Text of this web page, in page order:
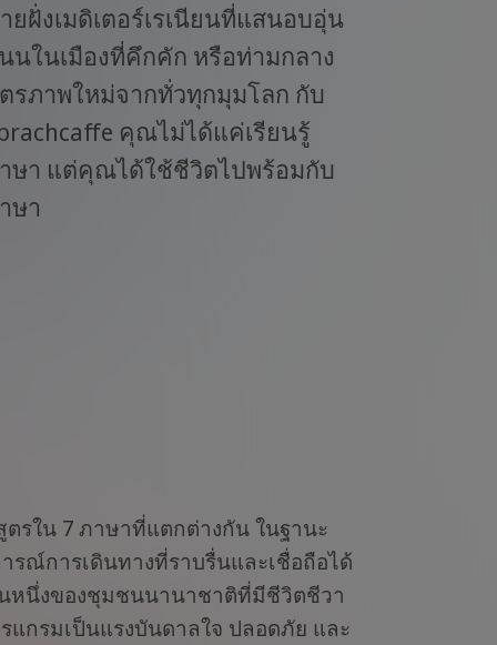
ยฝั่งเมดิเตอร์เรเนียนที่แสนอบอุ่น
นในเมืองที่คึกคัก หรือท่ามกลาง
รภาพใหม่จากทั่วทุกมุมโลก กับ
คุณไม่ได้แค่เรียนรู้
ษา แต่คุณได้ใช้ชีวิตไปพร้อมกับ
ษา
ตรใน 7 ภาษาที่แตกต่างกัน ในฐานะ
รณ์การเดินทางที่ราบรื่นและเชื่อถือได้
หนึ่งของชุมชนนานาชาติที่มีชีวิตชีวา
กรมเป็นแรงบันดาลใจ ปลอดภัย และ